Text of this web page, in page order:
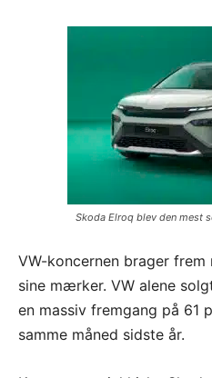
Skoda Elroq blev den mest
VW-koncernen brager
sine mærker. VW alene
en massiv fremgang på 61
samme måned sidste år.